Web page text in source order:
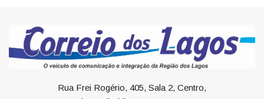
Rua Frei Rogério, 405, Sala 2, Centro,